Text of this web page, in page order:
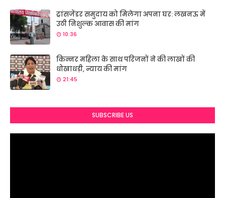
ट्रांसजेंडर समुदाय को मिलेगा अपना घर: लखनऊ में
उठी निशुल्क आवास की मांग
10:36
किन्नर महिला के साथ परिजनों ने की लाखों की
धोखाधड़ी, न्याय की मांग
21:45
SUBSCRIBE US